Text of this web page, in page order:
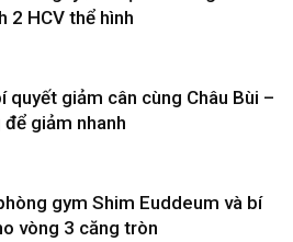
2 HCV thể hình
quyết giảm cân cùng Châu Bùi –
để giảm nhanh
gym Shim Euddeum và bí
vòng 3 căng tròn